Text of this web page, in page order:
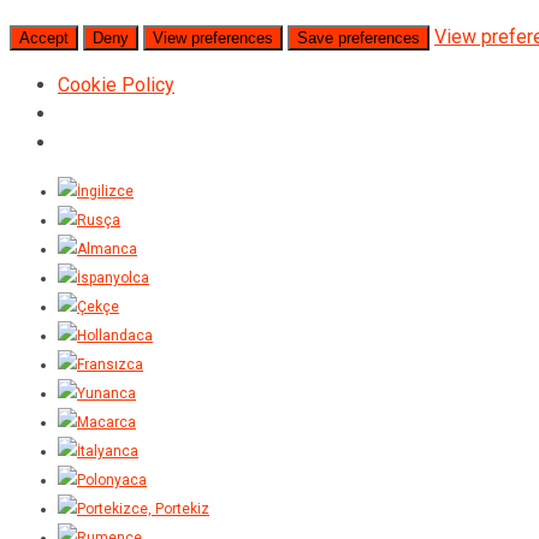
Accept Deny View preferences Save preferences View
Cookie Policy